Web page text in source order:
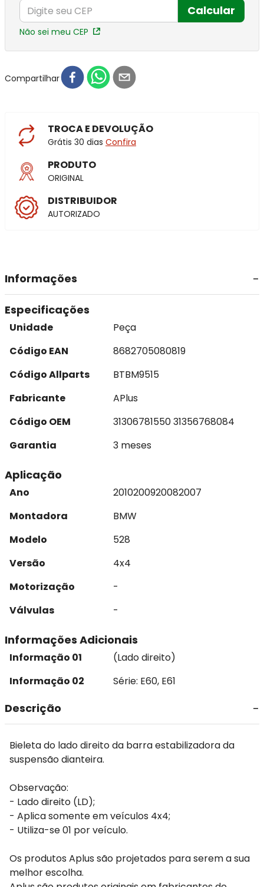
Calcular
Não sei meu CEP
Compartilhar
TROCA E DEVOLUÇÃO
Grátis 30 dias Confira
PRODUTO
ORIGINAL
DISTRIBUIDOR
AUTORIZADO
Informações
Especificações
Unidade
Peça
Código EAN
8682705080819
Código Allparts
BTBM9515
Fabricante
APlus
Código OEM
31306781550 31356768084
Garantia
3 meses
Aplicação
Ano 2010200920082007
Montadora
BMW
Modelo
528
Versão
4x4
Motorização
-
Válvulas
-
Informações Adicionais
Informação 01
(Lado direito)
Informação 02
Série: E60, E61
Descrição
Bieleta do lado direito da barra estabilizadora da
suspensão dianteira.
Observação:
- Lado direito (LD);
- Aplica somente em veículos 4x4;
- Utiliza-se 01 por veículo.
Os produtos Aplus são projetados para serem a sua
melhor escolha.